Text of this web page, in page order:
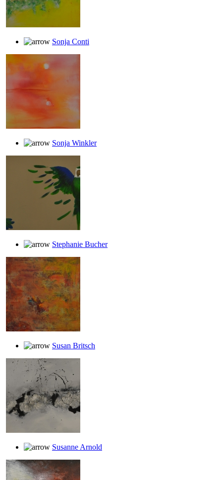
Sonja Conti
Sonja Winkler
Stephanie Bucher
Susan Britsch
Susanne Arnold